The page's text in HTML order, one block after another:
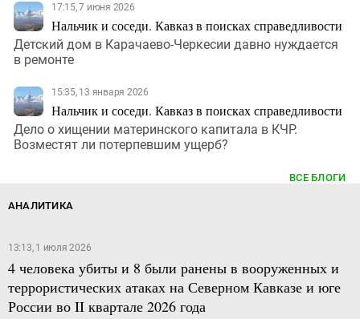
17:15, 7 июня 2026
Нальчик и соседи. Кавказ в поисках справедливости
Детский дом в Карачаево-Черкесии давно нуждается
в ремонте
15:35, 13 января 2026
Нальчик и соседи. Кавказ в поисках справедливости
Дело о хищении материнского капитала в КЧР.
Возместят ли потерпевшим ущерб?
ВСЕ БЛОГИ
АНАЛИТИКА
13:13, 1 июля 2026
4 человека убиты и 8 были ранены в вооруженных и
террористических атаках на Северном Кавказе и юге
России во II квартале 2026 года